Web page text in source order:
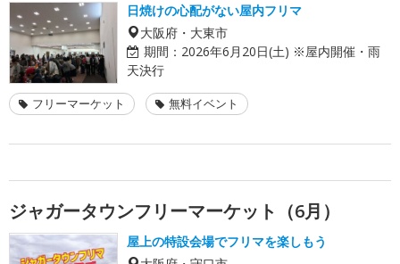
日焼けの心配がない屋内フリマ
大阪府・大東市
期間： 2026年6月20日(土) ※屋内開催・雨
天決行
フリーマーケット 無料イベント
ジャガータウンフリーマーケット（6月）
屋上の特設会場でフリマを楽しもう